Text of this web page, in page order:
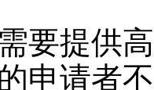
要提供
申请者